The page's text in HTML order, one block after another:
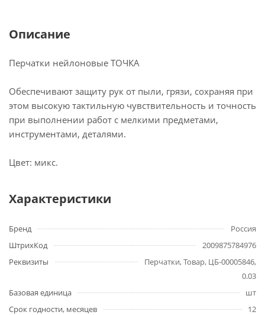
Описание
Перчатки нейлоновые ТОЧКА
Обеспечивают защиту рук от пыли, грязи, сохраняя при
этом высокую тактильную чувствительность и точность
при выполнении работ с мелкими предметами,
инструментами, деталями.
Цвет: микс.
Характеристики
Бренд
Россия
ШтрихКод
2009875784976
Реквизиты
Перчатки, Товар, ЦБ-00005846,
0.03
Базовая единица
шт
Срок годности, месяцев
12